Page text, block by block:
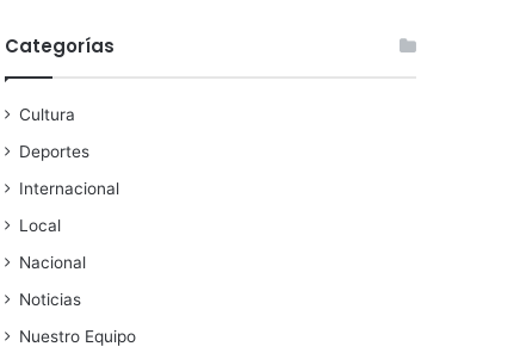
Categorías
Cultura
Deportes
Internacional
Local
Nacional
Noticias
Nuestro Equipo